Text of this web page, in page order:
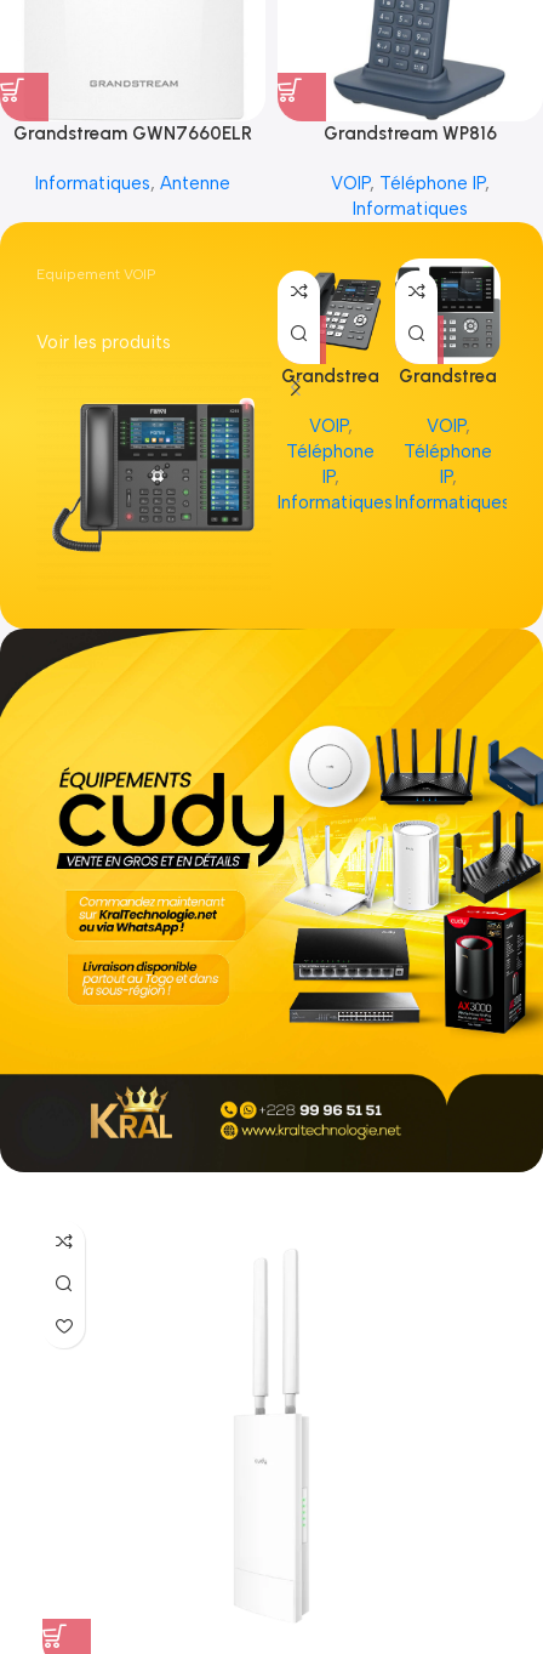
Grandstream GWN7660ELR
Informatiques, Antenne
Grandstream WP816
VOIP, Téléphone IP,
Informatiques
Equipement VOIP
Voir les produits
Grandstrea
m GRP2613
VOIP,
Téléphone
IP,
Informatiques
Grandstrea
VOIP,
Téléphone
IP,
Informatiques